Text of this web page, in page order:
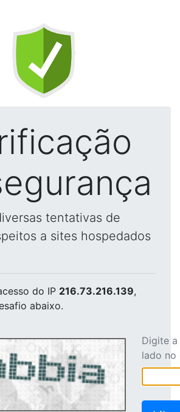
tentativas de
a sites hospedados
do IP 216.73.216.139,
abaixo.
Digite
lado no